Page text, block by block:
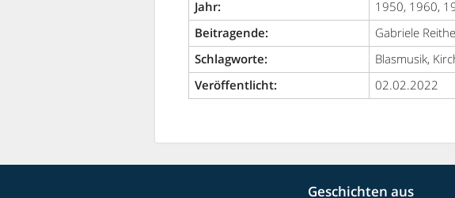
Jahr:
1950, 1960,
Beitragende:
Gabriele
Schlagworte:
Blasmusik,
Veröffentlicht:
02.02.2022
Geschichten aus